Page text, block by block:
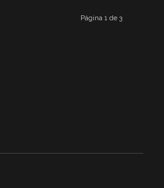
Página 1 de 3